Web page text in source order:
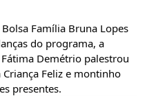
Família Bruna Lopes
do programa, a
Demétrio palestrou
Feliz e montinho
presentes.